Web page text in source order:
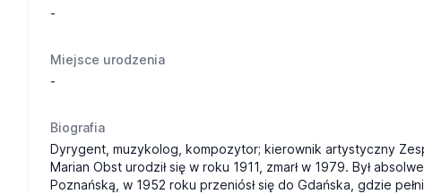
-
Miejsce urodzenia
-
Biografia
Dyrygent, muzykolog, kompozytor; kierownik artystyczny
Marian Obst urodził się w roku 1911, zmarł w 1979. Był
Poznańską, w 1952 roku przeniósł się do Gdańska, gdzie